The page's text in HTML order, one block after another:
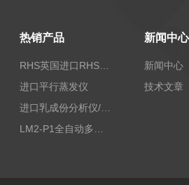
热销产品
RHS英国进口RHS植物标准比色卡
进口平行蒸发仪
进口乳成份分析仪/乳品分析仪
新闻中心
新闻中心
技术文章